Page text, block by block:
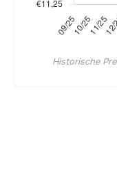
Historische